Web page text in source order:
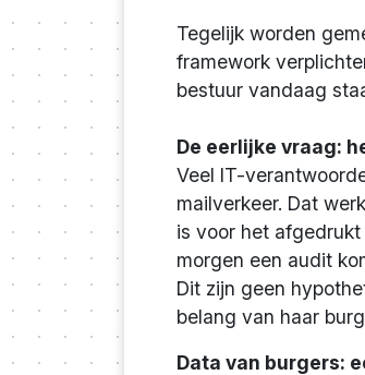
Tegelijk worden
framework
bestuur vandaag
De eerlijke vraag:
Veel IT-
mailverkeer. Dat
is voor het
morgen een audit
Dit zijn geen
belang van haar
Data van burgers: